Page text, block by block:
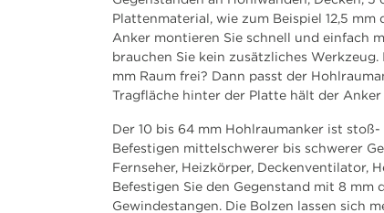
Plattenmaterial, wie zum Beispiel 12,5
Anker montieren Sie schnell und einfach
brauchen Sie kein zusätzliches
mm Raum frei? Dann passt der
Tragfläche hinter der Platte hält der
Der 10 bis 64 mm Hohlraumanker ist
Befestigen mittelschwerer bis schwerer
Fernseher, Heizkörper, Deckenventilator,
Befestigen Sie den Gegenstand mit 8 mm
Gewindestangen. Die Bolzen lassen sich